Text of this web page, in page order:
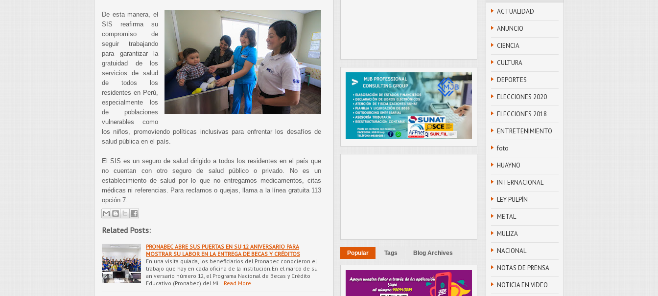
De esta manera, el
SIS reafirma su
compromiso de
seguir trabajando
para garantizar la
gratuidad de los
servicios de salud
de todos los
residentes en Perú,
especialmente los
de poblaciones
vulnerables como
los niños, promoviendo políticas inclusivas para enfrentar los desafíos de
salud pública en el país.
El SIS es un seguro de salud dirigido a todos los residentes en el país que
no cuentan con otro seguro de salud público o privado. No es un
establecimiento de salud por lo que no entregamos medicamentos, citas
médicas ni referencias. Para reclamos o quejas, llama a la línea gratuita 113
opción 7.
Related Posts:
PRONABEC ABRE SUS PUERTAS EN SU 12 ANIVERSARIO PARA
MOSTRAR SU LABOR EN LA ENTREGA DE BECAS Y CRÉDITOS
En una visita guiada, los beneficiarios del Pronabec conocieron el
trabajo que hay en cada oficina de la institución.En el marco de su
aniversario número 12, el Programa Nacional de Becas y Crédito
Educativo (Pronabec) del Mi…
Read More
Popular Tags Blog Archives
ACTUALIDAD
ANUNCIO
CIENCIA
CULTURA
DEPORTES
ELECCIONES 2020
ELECCIONES 2018
ENTRETENIMIENTO
foto
HUAYNO
INTERNACIONAL
LEY PULPÍN
METAL
MULIZA
NACIONAL
NOTAS DE PRENSA
NOTICIA EN VIDEO